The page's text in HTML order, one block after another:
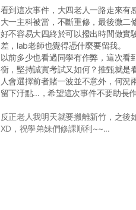
看到這次事件，大四老人一路走來有
大一主科被當，不斷重修，最後微二
好不容易大四終於可以撥出時間做實
差，lab老師也覺得憑什麼要留我。
以前多少也看過同學有作弊，這次看
衡，堅持誠實考試又如何？推甄就是
人會選擇前者賭一波並不意外，何
留下汙點...，希望這次事件不要助長
反正老人我明天就要搬離新竹，之
XD，祝學弟妹們修課順利~~...